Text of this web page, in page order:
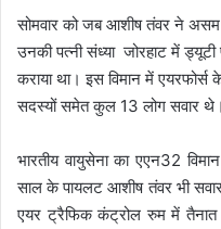
सोमवार को जब आशीष तंवर ने
उनकी पत्नी संध्या जोरहाट में
कराया था। इस विमान में
सदस्यों समेत कुल 13 लोग सवार थे।
भारतीय वायुसेना का एएन32
साल के पायलट आशीष तंवर भी
एयर ट्रैफिक कंट्रोल रुम में